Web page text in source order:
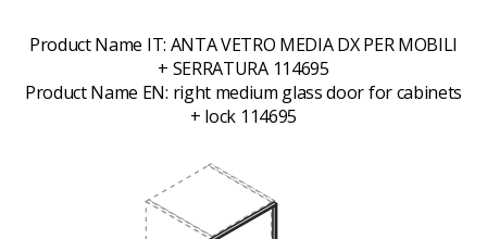
Product Name IT: ANTA VETRO MEDIA DX PER MOBILI
+ SERRATURA 114695
Product Name EN: right medium glass door for cabinets
+ lock 114695